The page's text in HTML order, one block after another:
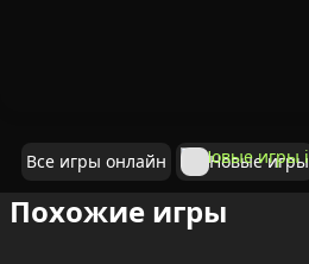
Все игры онлайн Новые игры
Похожие игры